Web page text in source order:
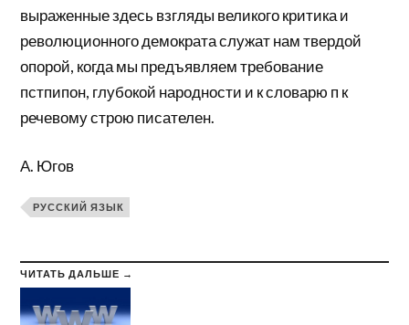
выраженные здесь взгляды великого критика и
революционного демократа служат нам твердой
опорой, когда мы предъявляем требование
пстпипон, глубокой народности и к словарю п к
речевому строю писателен.
А. Югов
РУССКИЙ ЯЗЫК
ЧИТАТЬ ДАЛЬШЕ →